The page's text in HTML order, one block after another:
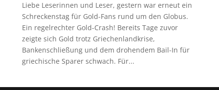
Liebe Leserinnen und Leser, gestern war erneut ein
Schreckenstag für Gold-Fans rund um den Globus.
Ein regelrechter Gold-Crash! Bereits Tage zuvor
zeigte sich Gold trotz Griechenlandkrise,
Bankenschließung und dem drohendem Bail-In für
griechische Sparer schwach. Für...